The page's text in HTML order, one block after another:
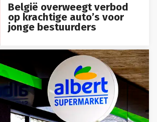
België overweegt verbod
op krachtige auto’s voor
jonge bestuurders